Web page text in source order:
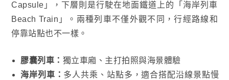
Capsule」，下層則是行駛在地面鐵道上的「海岸列車
Beach Train」。兩種列車不僅外觀不同，行經路線和
停靠站點也不一樣。
膠囊列車： 獨立車廂、主打拍照與海景體驗
海岸列車： 多人共乘、站點多，適合搭配沿線景點慢